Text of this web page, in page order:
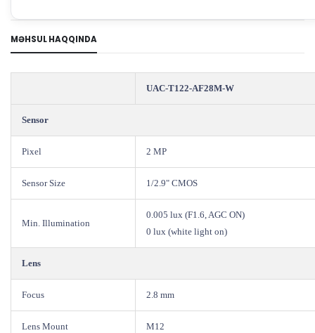
MƏHSUL HAQQINDA
UAC-T122-AF28M-W
Sensor
Pixel 2 MP
Sensor Size 1/2.9" CMOS
Min. Illumination
0.005 lux (F1.6, AGC ON)
0 lux (white light on)
Lens
Focus 2.8 mm
Lens Mount M12